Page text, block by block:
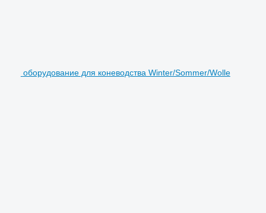
оборудование для коневодства Winter/Sommer/Wolle